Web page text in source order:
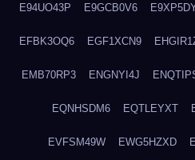
E94UO43P E9GCB0V6
EFBK3OQ6 EGF1XCN9
EMB70RP3 ENGNYI4J
EQNHSDM6 EQTLEYXT
EVFSM49W EWG5HZXD